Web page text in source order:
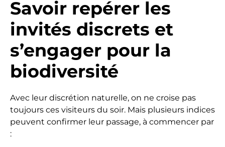
Savoir repérer les
invités discrets et
s’engager pour la
biodiversité
Avec leur discrétion naturelle, on ne croise pas
toujours ces visiteurs du soir. Mais plusieurs indices
peuvent confirmer leur passage, à commencer par
: